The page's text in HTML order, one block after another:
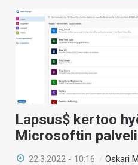
Lapsus$ kertoo
Microsoftin
22.3.2022 - 10:16 /Oskari